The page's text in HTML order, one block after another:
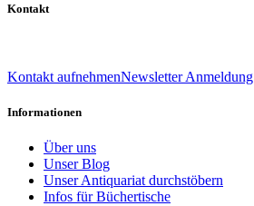
Kontakt
Kontakt aufnehmenNewsletter Anmeldung
Informationen
Über uns
Unser Blog
Unser Antiquariat durchstöbern
Infos für Büchertische